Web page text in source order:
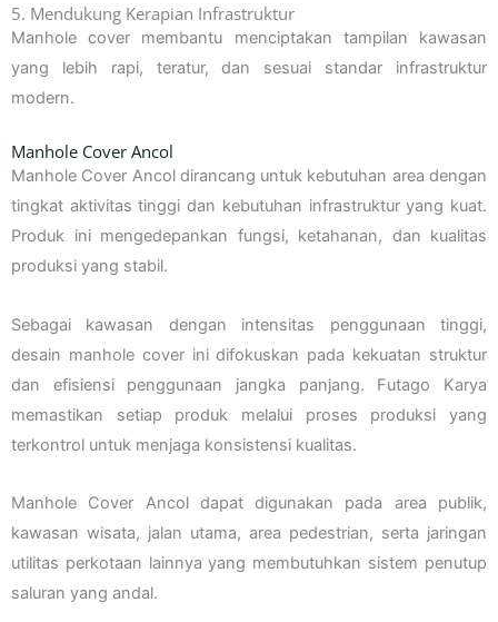
5. Mendukung Kerapian Infrastruktur
Manhole cover membantu menciptakan tampilan kawasan
yang lebih rapi, teratur, dan sesuai standar infrastruktur
modern.
Manhole Cover Ancol
Manhole Cover Ancol dirancang untuk kebutuhan area dengan
tingkat aktivitas tinggi dan kebutuhan infrastruktur yang kuat.
Produk ini mengedepankan fungsi, ketahanan, dan kualitas
produksi yang stabil.
Sebagai kawasan dengan intensitas penggunaan tinggi,
desain manhole cover ini difokuskan pada kekuatan struktur
dan efisiensi penggunaan jangka panjang. Futago Karya
memastikan setiap produk melalui proses produksi yang
terkontrol untuk menjaga konsistensi kualitas.
Manhole Cover Ancol dapat digunakan pada area publik,
kawasan wisata, jalan utama, area pedestrian, serta jaringan
utilitas perkotaan lainnya yang membutuhkan sistem penutup
saluran yang andal.